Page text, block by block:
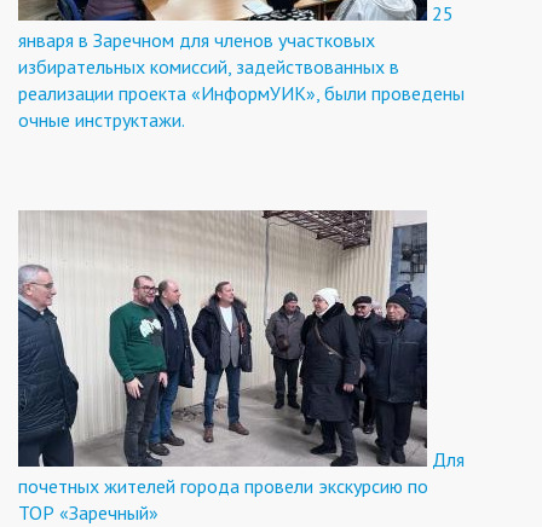
25
января в Заречном для членов участковых
избирательных комиссий, задействованных в
реализации проекта «ИнформУИК», были проведены
очные инструктажи.
Для
почетных жителей города провели экскурсию по
ТОР «Заречный»